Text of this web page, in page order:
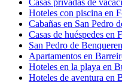
Casas privadas de
Hoteles con piscina en
Cabañas en San Pedro
Casas de huéspedes en
San Pedro de
Apartamentos en
Hoteles en la playa en
Hoteles de aventura en